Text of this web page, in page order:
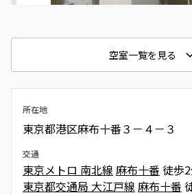
空室一覧を見る
所在地
東京都港区麻布十番３－４－３
交通
東京メトロ 南北線 麻布十番 徒歩
東京都交通局 大江戸線 麻布十番